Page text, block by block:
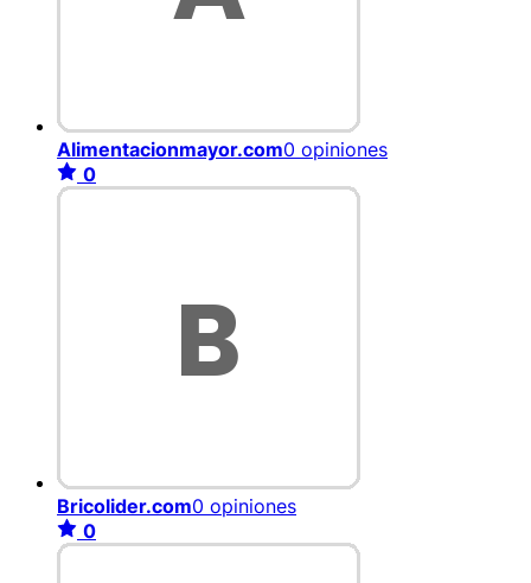
Alimentacionmayor.com0 opiniones
0
Bricolider.com0 opiniones
0